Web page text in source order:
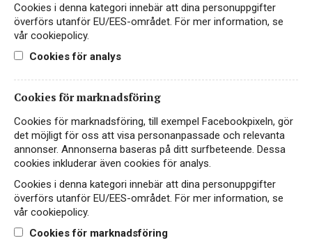
Grande Nuit Sauvignon
Blanc
TORRT & SMAKRIKT
FRANKRIKE, PAYS D'OC
99 kr LÄS MER
Cookies i denna kategori innebär att dina personuppgifter
överförs utanför EU/EES-området. För mer information, se
vår cookiepolicy.
Cookies för analys
Cookies för marknadsföring
Cookies för marknadsföring, till exempel Facebookpixeln, gör
det möjligt för oss att visa personanpassade och relevanta
annonser. Annonserna baseras på ditt surfbeteende. Dessa
cookies inkluderar även cookies för analys.
Cookies i denna kategori innebär att dina personuppgifter
överförs utanför EU/EES-området. För mer information, se
vår cookiepolicy.
Cookies för marknadsföring